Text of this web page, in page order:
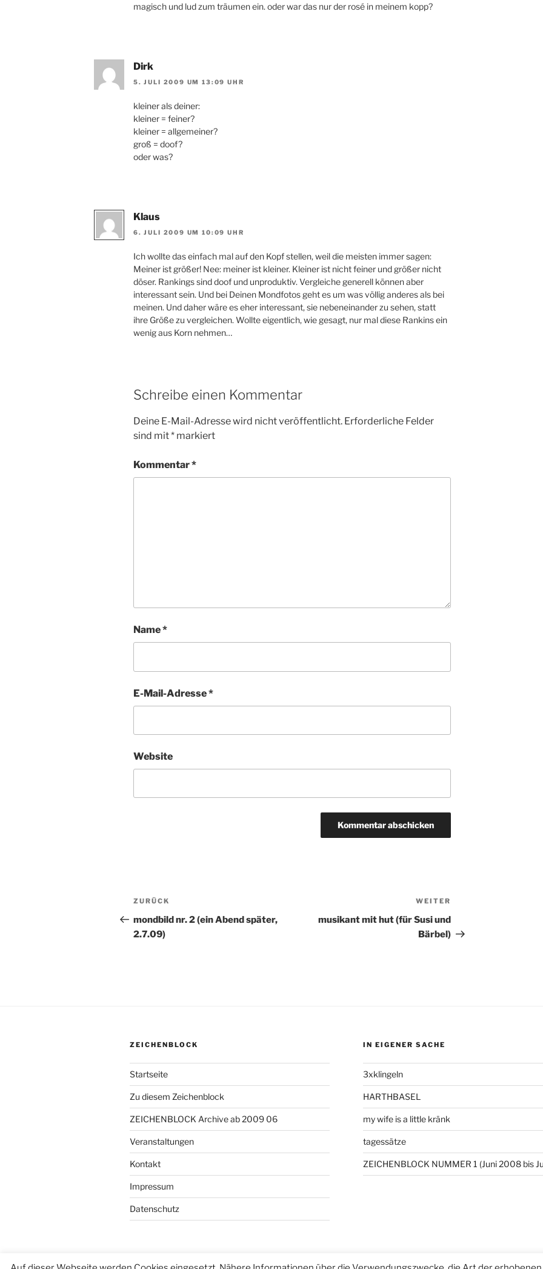
magisch und lud zum träumen ein. oder war das nur der rosé in meinem kopp?
Dirk
5. JULI 2009 UM 13:09 UHR
kleiner als deiner:
kleiner = feiner?
kleiner = allgemeiner?
groß = doof?
oder was?
Klaus
6. JULI 2009 UM 10:09 UHR
Ich wollte das einfach mal auf den Kopf stellen, weil die meisten immer sagen:
Meiner ist größer! Nee: meiner ist kleiner. Kleiner ist nicht feiner und größer nicht
döser. Rankings sind doof und unproduktiv. Vergleiche generell können aber
interessant sein. Und bei Deinen Mondfotos geht es um was völlig anderes als bei
meinen. Und daher wäre es eher interessant, sie nebeneinander zu sehen, statt
ihre Größe zu vergleichen. Wollte eigentlich, wie gesagt, nur mal diese Rankins ein
wenig aus Korn nehmen…
Schreibe einen Kommentar
Deine E-Mail-Adresse wird nicht veröffentlicht. Erforderliche Felder
sind mit* markiert
Kommentar*
Name*
E-Mail-Adresse*
Website
Beitragsnavigation
Vorheriger
Beitrag
ZURÜCK
mondbild nr. 2 (ein Abend später,
2.7.09)
WEITER
musikant mit hut (für Susi und
Bärbel)
ZEICHENBLOCK
Startseite
Zu diesem Zeichenblock
ZEICHENBLOCK Archive ab 2009 06
Veranstaltungen
Kontakt
Impressum
Datenschutz
IN EIGENER SACHE
3xklingeln
HARTHBASEL
my wife is a little kränk
tagessätze
ZEICHENBLOCK NUMMER 1 (Juni 2008 bis